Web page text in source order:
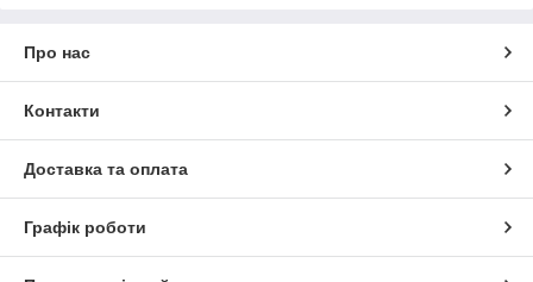
Про нас
Контакти
Доставка та оплата
Графік роботи